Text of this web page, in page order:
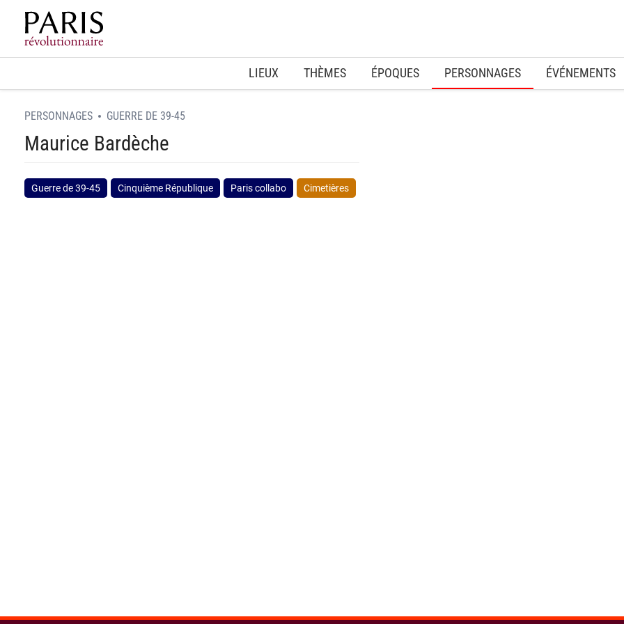
Home
LIEUX THÈMES ÉPOQUES PERSONNAGES ÉVÉNEMENTS
PERSONNAGES GUERRE DE 39-45
Maurice Bardèche
Guerre de 39-45 Cinquième République Paris collabo Cimetières